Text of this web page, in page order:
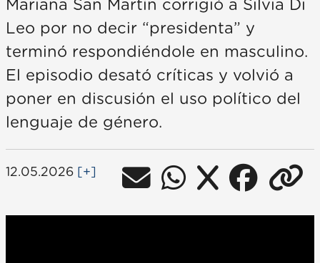
Mariana San Martín corrigió a Silvia Di
Leo por no decir “presidenta” y
terminó respondiéndole en masculino.
El episodio desató críticas y volvió a
poner en discusión el uso político del
lenguaje de género.
12.05.2026 [+]